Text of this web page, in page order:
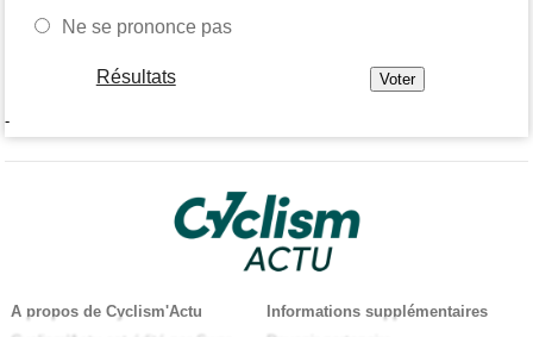
Ne se prononce pas
Résultats
-
A propos de Cyclism'Actu
Informations supplémentaires